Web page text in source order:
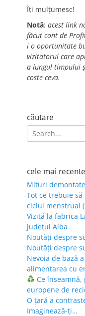
Îți mulțumesc!
Notă: acest link
făcut cont de
i o oportunitate
vizitatorul care
a lungul timpului
coste ceva.
căutare
Search
for:
cele mai
Mituri
Tot ce trebuie
ciclul menstrual
Vizită la fabrica
județul Alba
Noutăți despre
Noutăți despre
Nevoia de bază
alimentarea cu
Ce
europene de
O țară a
Imaginează-ți…